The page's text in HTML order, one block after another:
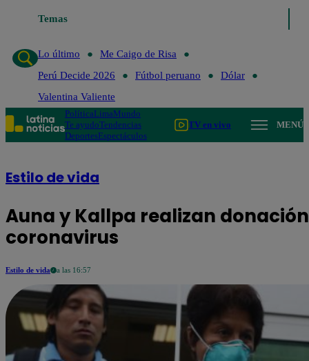
Temas
Lo último
Me Caigo de Risa
Perú Decide 2026
Fútbol peruano
Dólar
Valentina Valiente
PolíticaLimaMundo
Te ayudoTendencias
DeportesEspectáculos
TV en vivo MENÚ
Estilo de vida
Auna y Kallpa realizan
coronavirus
Estilo de vida a las 16:57